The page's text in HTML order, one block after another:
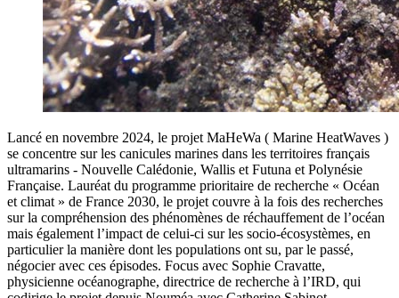
Lancé en novembre 2024, le projet MaHeWa ( Marine HeatWaves )
se concentre sur les canicules marines dans les territoires français
ultramarins - Nouvelle Calédonie, Wallis et Futuna et Polynésie
Française. Lauréat du programme prioritaire de recherche « Océan
et climat » de France 2030, le projet couvre à la fois des recherches
sur la compréhension des phénomènes de réchauffement de l’océan
mais également l’impact de celui-ci sur les socio-écosystèmes, en
particulier la manière dont les populations ont su, par le passé,
négocier avec ces épisodes. Focus avec Sophie Cravatte,
physicienne océanographe, directrice de recherche à l’IRD, qui